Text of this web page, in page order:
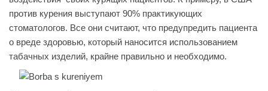
против курения выступают 90% практикующих
стоматологов. Все они считают, что предупредить пациента
о вреде здоровью, который наносится использованием
табачных изделий, крайне правильно и необходимо.